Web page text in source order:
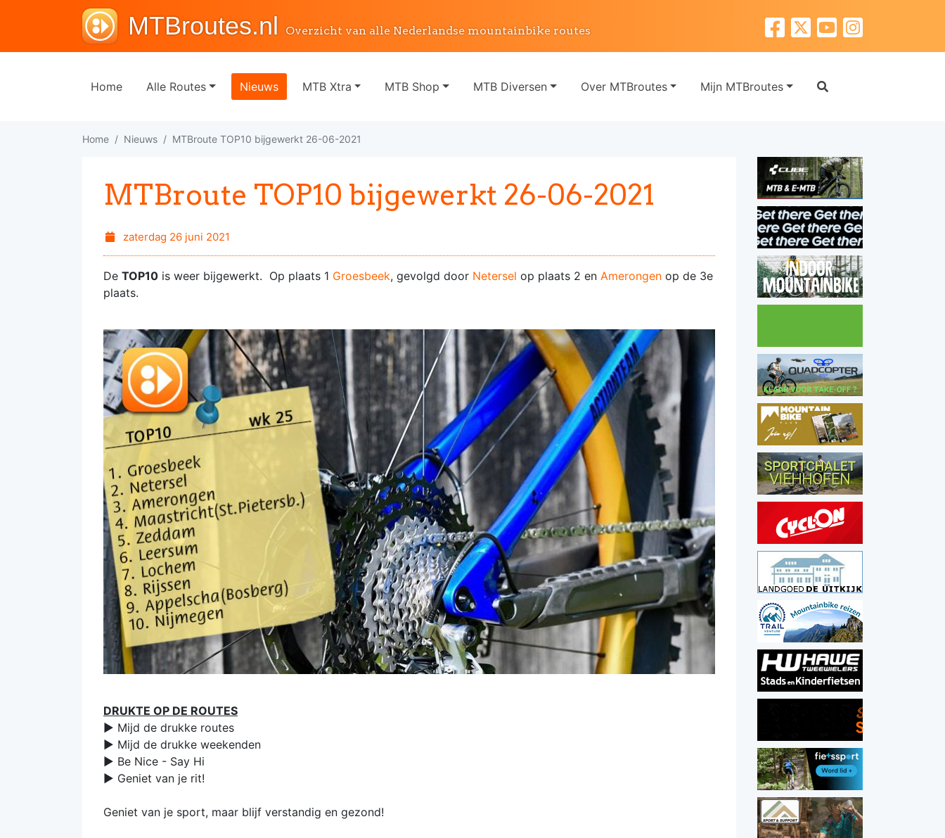
MTBroutes.nl Overzicht van alle Nederlandse mountainbike routes
Home Alle Routes Nieuws MTB Xtra MTB Shop MTB Diversen Over MTBroutes Mijn MTBroutes
Home Nieuws MTBroute TOP10 bijgewerkt 26-06-2021
MTBroute TOP10 bijgewerkt 26-06-2021
zaterdag 26 juni 2021
De TOP10 is weer bijgewerkt. Op plaats 1 Groesbeek, gevolgd door Netersel op plaats 2 en Amerongen op de 3e
plaats.
DRUKTE OP DE ROUTES
► Mijd de drukke routes
► Mijd de drukke weekenden
► Be Nice - Say Hi
► Geniet van je rit!
Geniet van je sport, maar blijf verstandig en gezond!